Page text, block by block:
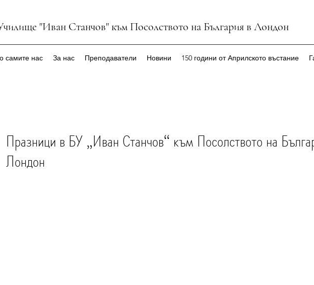
"Иван Станчов" към Посолството на България в Лондон
самите нас За нас Преподаватели Новини 150 години от Априлското въстание
Празници в БУ „Иван Станчов“ към Посолството на
Лондон